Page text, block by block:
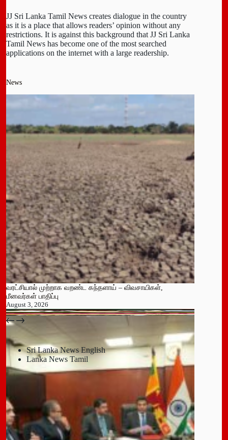
JJ Sri Lanka Tamil News creates dialogue in the country
as it is a place that allows readers’ opinion without any
restrictions. It is against this background that JJ Sri Lanka
Tamil News has become one of the most searched
applications on the internet with a large readership.
News
வரட்சியால் முற்றாக வறண்ட கந்தளாய் – விவசாயிகள்,
மீனவர்கள் பாதிப்பு
August 3, 2026
பதுளை மாநகர சபையின் NPP உறுப்பினர் திடீர் ராஜினாமா!
July 14, 2026
Sri Lanka News English
Lanka News Tamil
Leave a Reply